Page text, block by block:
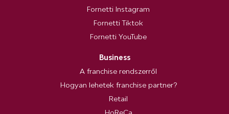
Fornetti Instagram
Fornetti Tiktok
Fornetti YouTube
Business
A franchise rendszerről
Hogyan lehetek franchise partner?
Retail